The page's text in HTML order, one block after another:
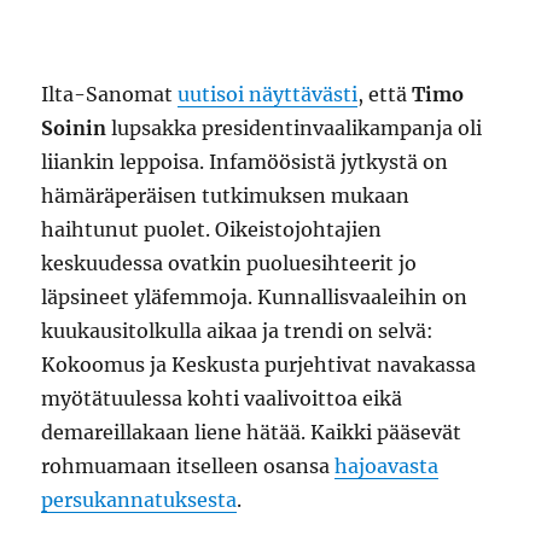
Ilta-Sanomatuutisoi näyttävästi, että Timo
Soinin lupsakka presidentinvaalikampanja oli
liiankin leppoisa. Infamöösistä jytkystä on
hämäräperäisen tutkimuksen mukaan
haihtunut puolet. Oikeistojohtajien
keskuudessa ovatkin puoluesihteerit jo
läpsineet yläfemmoja. Kunnallisvaaleihin on
kuukausitolkulla aikaa ja trendi on selvä:
Kokoomus ja Keskusta purjehtivat navakassa
myötätuulessa kohti vaalivoittoa eikä
demareillakaan liene hätää. Kaikki pääsevät
rohmuamaan itselleen osansahajoavasta
persukannatuksesta.